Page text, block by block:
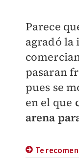
Parece
agradó la
pasaran
pues se
en el que
arena
Te